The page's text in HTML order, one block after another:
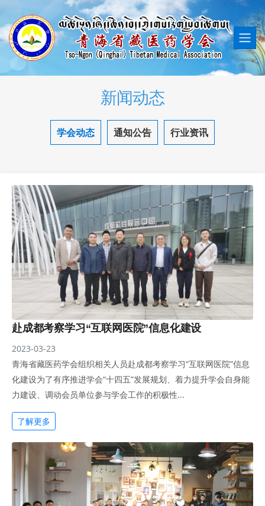
新闻动态
学会动态 通知公告 行业资讯
赴成都考察学习“互联网医院”信息化建设
2023-03-23
青海省藏医药学会组织相关人员赴成都考察学习“互联网医院”信息
化建设为了有序推进学会“十四五”发展规划、着力提升学会自身能
力建设、调动会员单位参与学会工作的积极性...
了解更多